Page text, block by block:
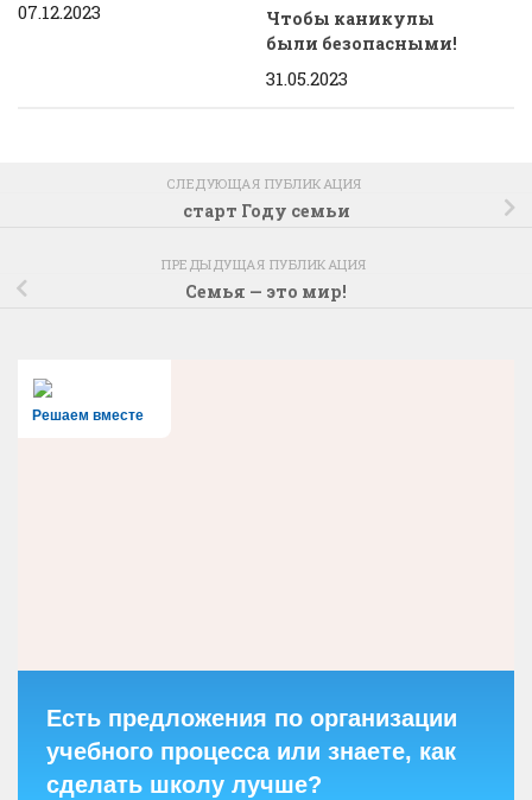
07.12.2023
Чтобы каникулы
были безопасными!
31.05.2023
СЛЕДУЮЩАЯ ПУБЛИКАЦИЯ
старт Году семьи
ПРЕДЫДУЩАЯ ПУБЛИКАЦИЯ
Семья — это мир!
Решаем вместе
Есть предложения по организации
учебного процесса или знаете, как
сделать школу лучше?